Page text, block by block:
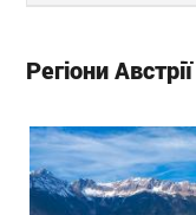
Регіони Австрії